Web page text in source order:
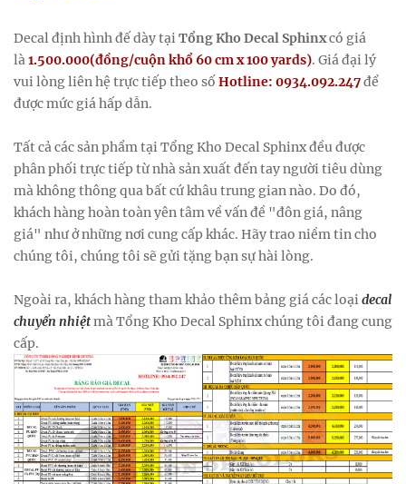
Decal định hình đế dày tạiTổng Kho Decal Sphinxcó giá
là1.500.000(đồng/cuộn khổ 60 cm x 100 yards). Giá đại lý
vui lòng liên hệ trực tiếp theo số Hotline: 0934.092.247để
được mức giá hấp dẫn.
Tất cả các sản phẩm tại Tổng Kho Decal Sphinx đều được
phân phối trực tiếp từ nhà sản xuất đến tay người tiêu dùng
mà không thông qua bất cứ khâu trung gian nào. Do đó,
khách hàng hoàn toàn yên tâm về vấn đề "đôn giá, nâng
giá" như ở những nơi cung cấp khác. Hãy trao niềm tin cho
chúng tôi, chúng tôi sẽ gửi tặng bạn sự hài lòng.
Ngoài ra, khách hàng tham khảo thêm bảng giá các loạidecal
chuyển nhiệtmà Tổng Kho Decal Sphinx chúng tôi đang cung
cấp.